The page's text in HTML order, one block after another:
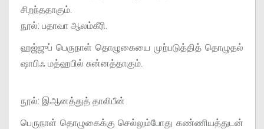
சிறந்ததாகும்.
நூல்: பதாவா ஆலம்கீரி.
ஹஜ்ஜுப் பெருநாள் தொழுகையை முற்படுத்தித் தொழுதல்
ஷாபிஃ மத்ஹபில் சுன்னத்தாகும்.
நூல்: இஆனத்துத் தாலிபீன்
பெருநாள் தொழுகைக்கு செல்லும்போது கண்ணியத்துடன்